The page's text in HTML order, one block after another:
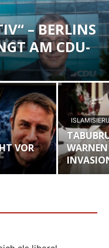
– BERLINS
AM CDU-
VOR